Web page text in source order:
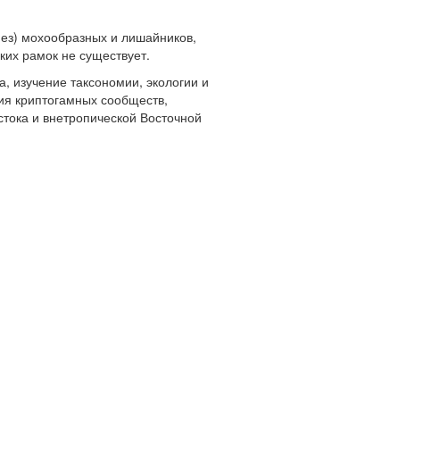
мохообразных и лишайников,
рамок не существует.
изучение таксономии, экологии и
криптогамных сообществ,
и внетропической Восточной